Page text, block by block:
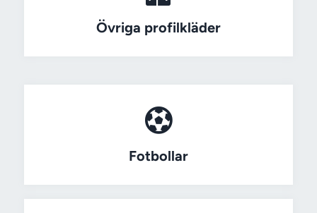
Övriga profilkläder
Fotbollar